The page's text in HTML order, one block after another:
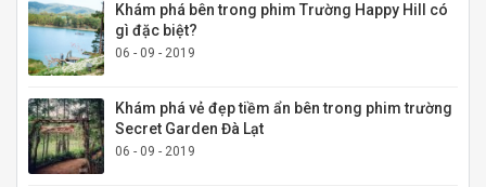
Khám phá bên trong phim Trường Happy Hill có
gì đặc biệt?
06 - 09 - 2019
Khám phá vẻ đẹp tiềm ẩn bên trong phim trường
Secret Garden Đà Lạt
06 - 09 - 2019